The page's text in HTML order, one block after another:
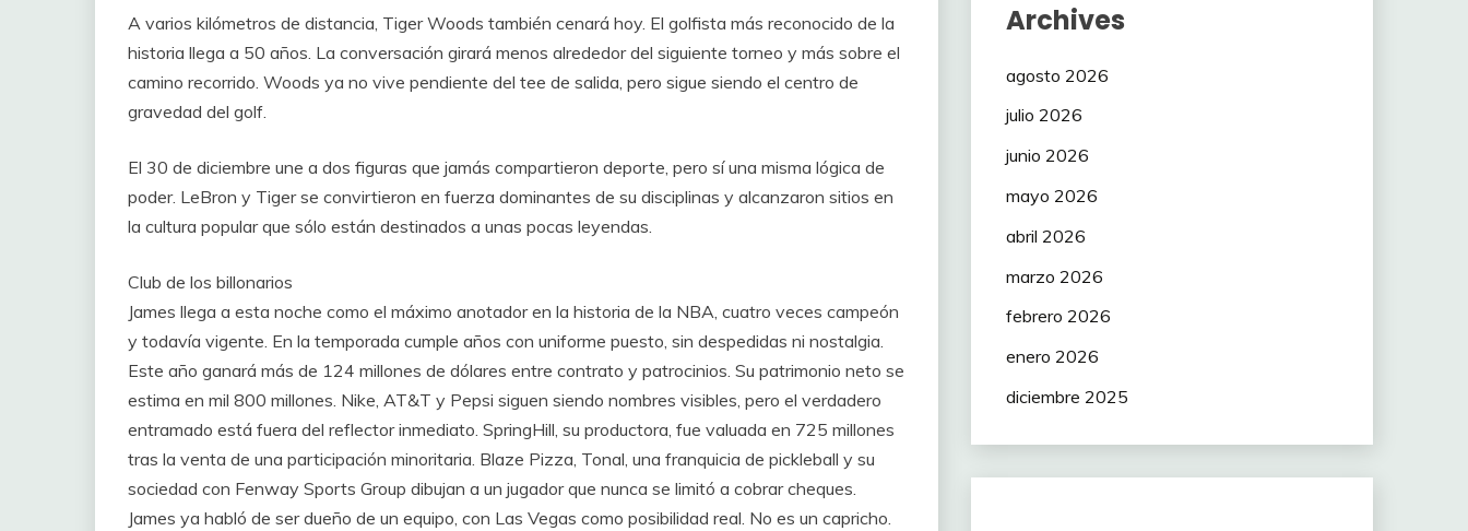
A varios kilómetros de distancia, Tiger Woods también cenará hoy. El golfista más reconocido de la
historia llega a 50 años. La conversación girará menos alrededor del siguiente torneo y más sobre el
camino recorrido. Woods ya no vive pendiente del tee de salida, pero sigue siendo el centro de
gravedad del golf.
El 30 de diciembre une a dos figuras que jamás compartieron deporte, pero sí una misma lógica de
poder. LeBron y Tiger se convirtieron en fuerza dominantes de su disciplinas y alcanzaron sitios en
la cultura popular que sólo están destinados a unas pocas leyendas.
Club de los billonarios
James llega a esta noche como el máximo anotador en la historia de la NBA, cuatro veces campeón
y todavía vigente. En la temporada cumple años con uniforme puesto, sin despedidas ni nostalgia.
Este año ganará más de 124 millones de dólares entre contrato y patrocinios. Su patrimonio neto se
estima en mil 800 millones. Nike, AT&T y Pepsi siguen siendo nombres visibles, pero el verdadero
entramado está fuera del reflector inmediato. SpringHill, su productora, fue valuada en 725 millones
tras la venta de una participación minoritaria. Blaze Pizza, Tonal, una franquicia de pickleball y su
sociedad con Fenway Sports Group dibujan a un jugador que nunca se limitó a cobrar cheques.
James ya habló de ser dueño de un equipo, con Las Vegas como posibilidad real. No es un capricho.
Archives
agosto 2026
julio 2026
junio 2026
mayo 2026
abril 2026
marzo 2026
febrero 2026
enero 2026
diciembre 2025